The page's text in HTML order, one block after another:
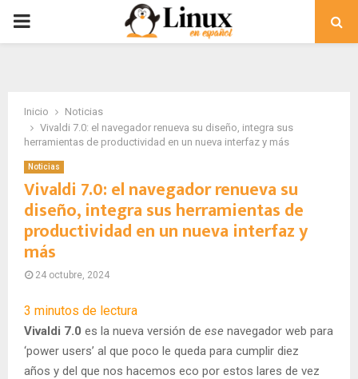
PRIMARY
Inicio
Noticias
Vivaldi 7.0: el navegador renueva su diseño, integra sus
herramientas de productividad en un nueva interfaz y más
Noticias
Vivaldi 7.0: el navegador renueva su
diseño, integra sus herramientas de
productividad en un nueva interfaz y
más
24 octubre, 2024
3 minutos de lectura
Vivaldi 7.0 es la nueva versión de ese navegador web para
‘power users’ al que poco le queda para cumplir diez
años y del que nos hacemos eco por estos lares de vez